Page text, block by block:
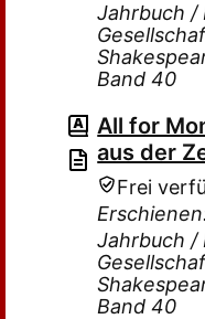
Jahrbuch /
Band 40
All for
aus der
Frei
Jahrbuch /
Band 40